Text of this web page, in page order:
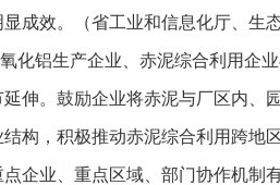
成效。（省工业和信息化厅、生
化铝生产企业、赤泥综合利用企
伸。鼓励企业将赤泥与厂区内
构，积极推动赤泥综合利用跨地
企业、重点区域、部门协作机